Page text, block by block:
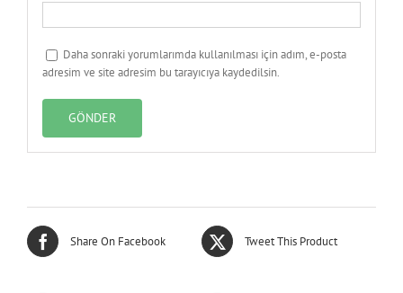
Daha sonraki yorumlarımda kullanılması için adım, e-posta
adresim ve site adresim bu tarayıcıya kaydedilsin.
Share On Facebook Tweet This Product